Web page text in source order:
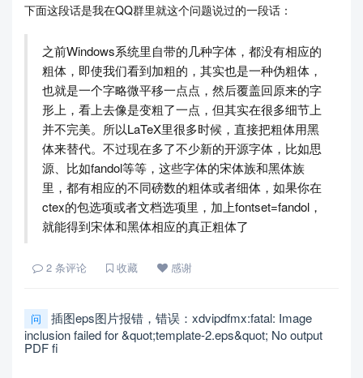
下面这段话是我在QQ群里就这个问题说过的一段话：
之前Windows系统里自带的几种字体，都没有相应的
粗体，即使我们看到加粗的，其实也是一种伪粗体，
也就是一个字略微平移一点点，然后覆盖回原来的字
形上，看上去像是变粗了一点，但其实在很多细节上
并不完美。所以LaTeX里很多时候，直接把粗体用黑
体来替代。不过现在多了不少新的开源字体，比如思
源、比如fandol等等，这些字体的宋体族和黑体族
里，都有相应的不同磅数的粗体或者细体，如果你在
ctex的包选项或者文档选项里，加上fontset=fandol，
就能得到宋体和黑体相应的真正粗体了
2 条评论 收藏 感谢
问
插图eps图片报错，错误：xdvipdfmx:fatal: Image
inclusion failed for &quot;template-2.eps&quot; No output
PDF fi